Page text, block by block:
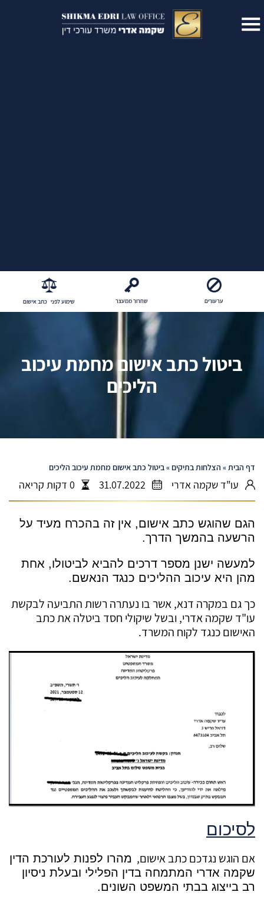
ערעורים שחרור ממעצר שימוע לפני כתב אישום
ביטול כתב אישום מחמת עיכוב
הליכים
דף הבית » הצלחות בתיקים »ביטול כתב אישום מחמת עיכוב הליכים
עו"ד שקמה אדרי 31.07.2022 0 דקות קריאה
הגם שהוגש כתב אישום, אין זה בהכרח מעיד על
הרשעה בהמשך הדרך.
למעשה ישנן מספר דרכים להביא לביטולו, אחת
מהן היא עיכוב ההליכים כנגד הנאשם.
כך גם במקרה דנא, אשר בו נעתרה רשות התביעה לבקשת
עו"ד שקמה אדרי, ובשל שיקולי חסד ביטלה את כתב
האישום כנגד לקוח המשרד.
לסיכום
אם הוגש נגדכם כתב אישום, מהרו לפנות לעורכת הדין
שקמה אדרי המתמחה בדין הפלילי ובעלת ניסיון
רב בייצוג בבתי המשפט השונים.